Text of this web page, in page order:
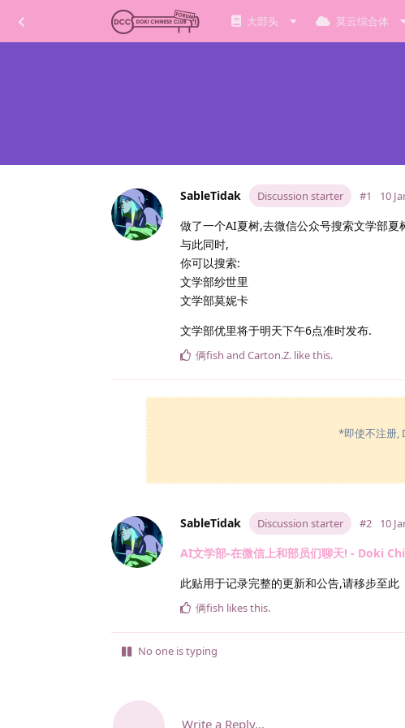
大部头 莫云综合体
SableTidak Discussion starter #1 10
做了一个AI夏树,去微信公众号搜索文学部夏
与此同时,
你可以搜索:
文学部纱世里
文学部莫妮卡
文学部优里将于明天下午6点准时发布.
俩fish and Carton.​Z.​ like this.
*即使不注册,
SableTidak Discussion starter #2 10
AI文学部-在微信上和部员们聊天! - Doki
此贴用于记录完整的更新和公告,请移步至此
俩fish likes this.
No one is typing
Write a Reply...